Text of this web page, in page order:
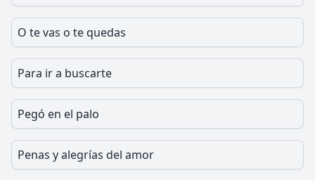
O te vas o te quedas
Para ir a buscarte
Pegó en el palo
Penas y alegrías del amor